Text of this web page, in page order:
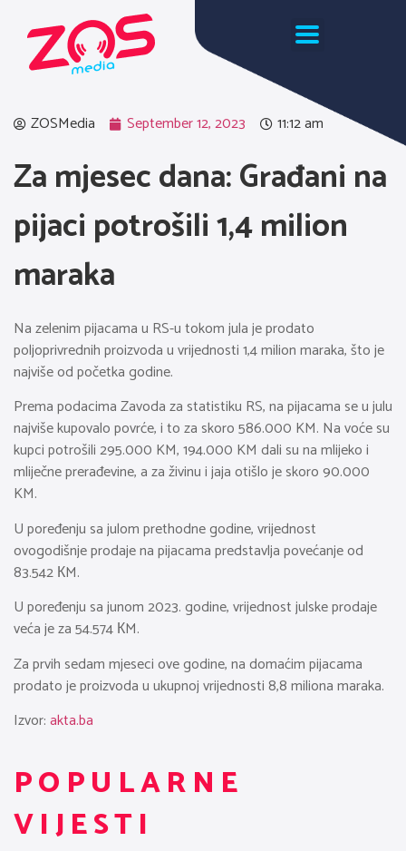
ZOSMedia September 12, 2023 11:12 am
Za mjesec dana: Građani na
pijaci potrošili 1,4 milion
maraka
Na zelenim pijacama u RS-u tokom jula je prodato
poljoprivrednih proizvoda u vrijednosti 1,4 milion maraka, što je
najviše od početka godine.
Prema podacima Zavoda za statistiku RS, na pijacama se u julu
najviše kupovalo povrće, i to za skoro 586.000 KM. Na voće su
kupci potrošili 295.000 KM, 194.000 KM dali su na mlijeko i
mliječne prerađevine, a za živinu i jaja otišlo je skoro 90.000
KM.
U poređenju sa julom prethodne godine, vrijednost
ovogodišnje prodaje na pijacama predstavlja povećanje od
83.542 КM.
U poređenju sa junom 2023. godine, vrijednost julske prodaje
veća je za 54.574 КM.
Za prvih sedam mjeseci ove godine, na domaćim pijacama
prodato je proizvoda u ukupnoj vrijednosti 8,8 miliona maraka.
Izvor:akta.ba
POPULARNE
VIJESTI